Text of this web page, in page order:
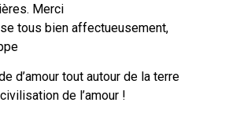
Merci
tous bien affectueusement,
d’amour tout autour de la terre
de l’amour !